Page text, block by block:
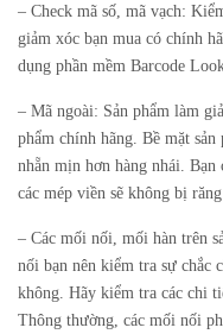
– Check mã số, mã vạch:
giảm xóc bạn mua có chính
dụng phần mềm Barcode
– Mã ngoài: Sản phẩm làm
phẩm chính hãng. Bề mặt
nhẵn mịn hơn hàng nhái.
các mép viền sẽ không bị
– Các mối nối, mối hàn trên
nối bạn nên kiểm tra sự chắc
không. Hãy kiểm tra các chi
Thông thường, các mối nối